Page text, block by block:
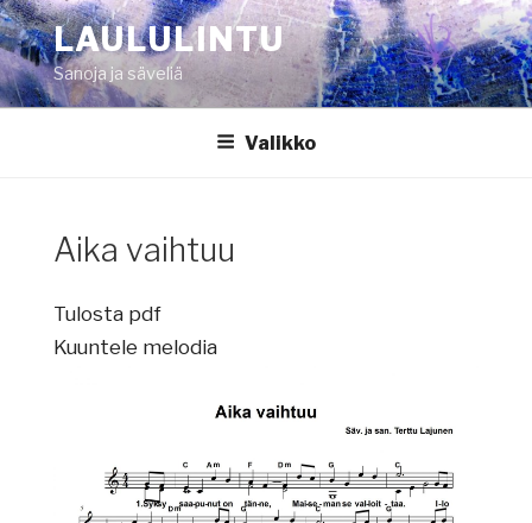
Siirry
sisältöönLAULULINTU
Sanoja ja säveliä
Valikko
Aika vaihtuu
Tulosta pdf
Kuuntele melodia